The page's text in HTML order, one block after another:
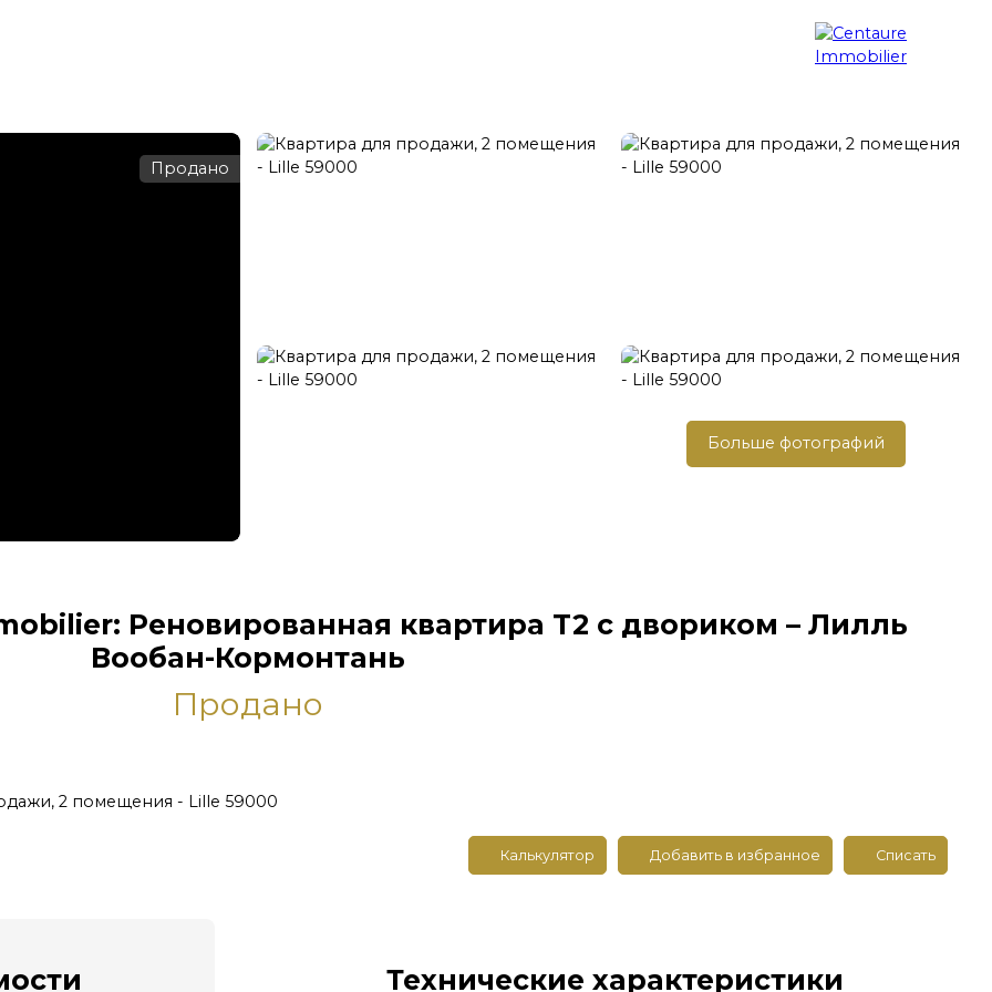
Управление арендой Обновление Поиск недвижимости Блог Контакт
Продано
Больше фотографий
Реновированная квартира T2 с двориком – Лилль
Вообан-Кормонтань
Продано
2 помещения - Lille 59000
Калькулятор Добавить в избранное Списать
Технические характеристики